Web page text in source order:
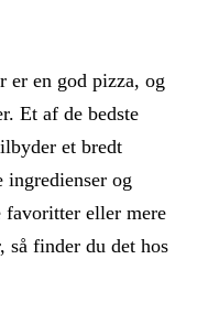
er en god pizza, og
Et af de bedste
et bredt
og
favoritter eller mere
så finder du det hos